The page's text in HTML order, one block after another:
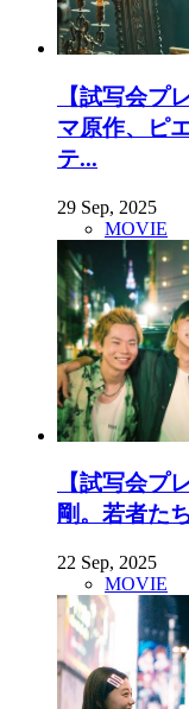
【試写会プ
マ原作、ピ
テ...
29 Sep, 2025
MOVIE
【試写会プ
剛。若者た
22 Sep, 2025
MOVIE